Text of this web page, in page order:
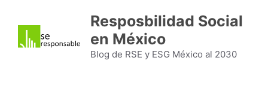
contenido
Resposbilidad Social
en México
Blog de RSE y ESG México al 2030